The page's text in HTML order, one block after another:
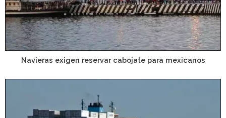
Navieras exigen reservar cabojate para mexicanos